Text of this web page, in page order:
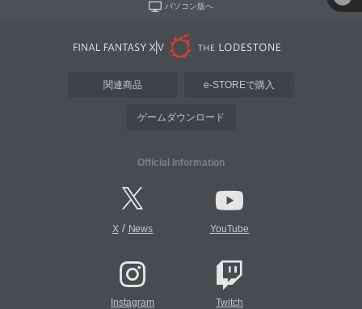
パソコン版へ
関連商品 e-STOREで購入
ゲームダウンロード
Official Information
X/ News YouTube
Instagram Twitch